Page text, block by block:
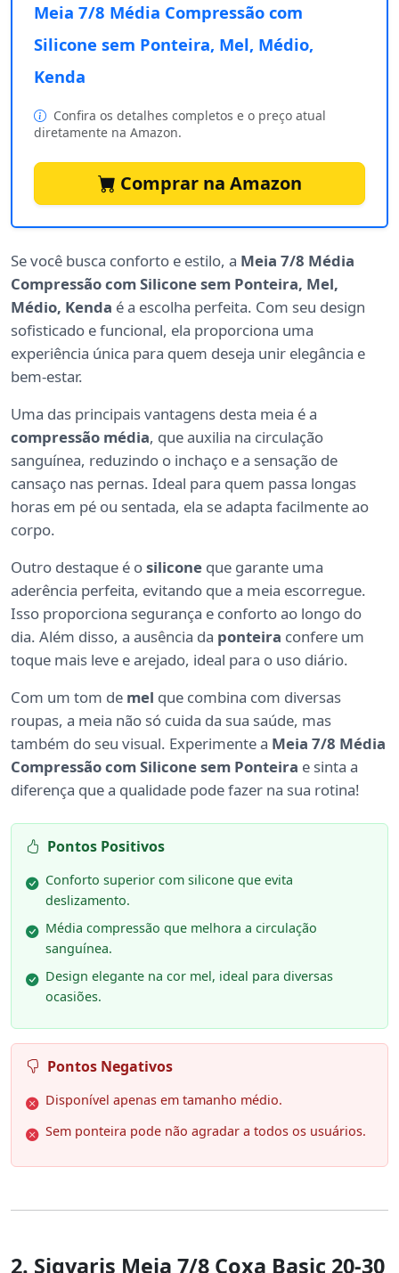
Meia 7/8 Média Compressão com
Silicone sem Ponteira, Mel, Médio,
Kenda
Confira os detalhes completos e o preço atual
diretamente na Amazon.
Comprar na Amazon
Se você busca conforto e estilo, a Meia 7/8 Média
Compressão com Silicone sem Ponteira, Mel,
Médio, Kenda é a escolha perfeita. Com seu design
sofisticado e funcional, ela proporciona uma
experiência única para quem deseja unir elegância e
bem-estar.
Uma das principais vantagens desta meia é a
compressão média, que auxilia na circulação
sanguínea, reduzindo o inchaço e a sensação de
cansaço nas pernas. Ideal para quem passa longas
horas em pé ou sentada, ela se adapta facilmente ao
corpo.
Outro destaque é osilicone que garante uma
aderência perfeita, evitando que a meia escorregue.
Isso proporciona segurança e conforto ao longo do
dia. Além disso, a ausência da ponteira confere um
toque mais leve e arejado, ideal para o uso diário.
Com um tom de mel que combina com diversas
roupas, a meia não só cuida da sua saúde, mas
também do seu visual. Experimente a Meia 7/8 Média
Compressão com Silicone sem Ponteira e sinta a
diferença que a qualidade pode fazer na sua rotina!
Pontos Positivos
Conforto superior com silicone que evita
deslizamento.
Média compressão que melhora a circulação
sanguínea.
Design elegante na cor mel, ideal para diversas
ocasiões.
Pontos Negativos
Disponível apenas em tamanho médio.
Sem ponteira pode não agradar a todos os usuários.
2. Sigvaris Meia 7/8 Coxa Basic 20-30